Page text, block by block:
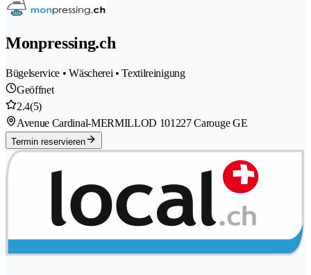
Monpressing.ch
Bügelservice • Wäscherei • Textilreinigung
Geöffnet
2.4(5)
Avenue Cardinal-MERMILLOD 101227 Carouge GE
Termin reservieren